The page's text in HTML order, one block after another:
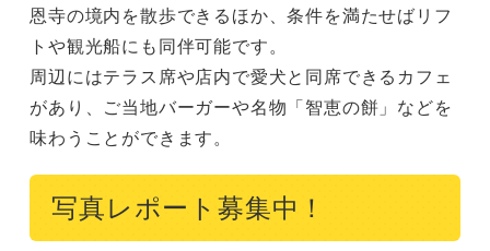
恩寺の境内を散歩できるほか、条件を満たせばリフ
トや観光船にも同伴可能です。
周辺にはテラス席や店内で愛犬と同席できるカフェ
があり、ご当地バーガーや名物「智恵の餅」などを
味わうことができます。
写真レポート募集中！